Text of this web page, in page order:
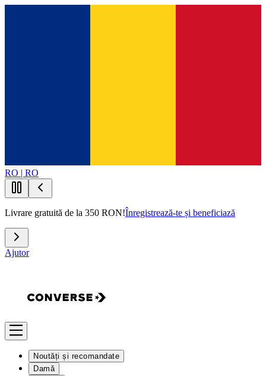
RO | RO
Livrare gratuită de la 350 RON!Înregistrează-te și beneficiază
Ajutor
Noutăți și recomandate
Damă